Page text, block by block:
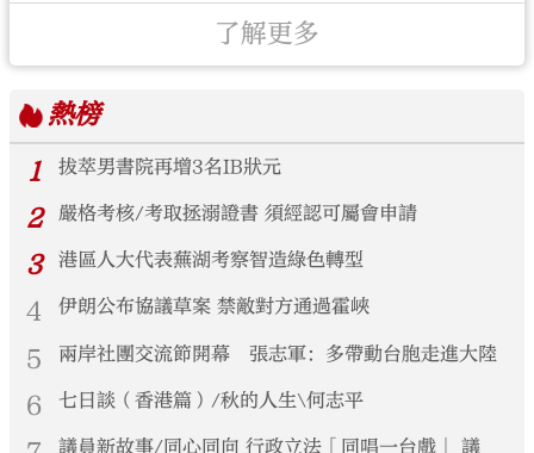
了解更多
熱榜
1
拔萃男書院再增3名IB狀元
2 嚴格考核/考取拯溺證書 須經認可屬會申請
3 港區人大代表蕪湖考察智造綠色轉型
4 伊朗公布協議草案 禁敵對方通過霍峽
5 兩岸社團交流節開幕 張志軍：多帶動台胞走進大陸
6 七日談（香港篇）/秋的人生\何志平
議員新故事/同心同向 行政立法「同唱一台戲」 議